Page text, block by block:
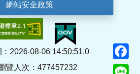
網站安全政策
2026-08-06 14:50:51.0
覽人次：477457232